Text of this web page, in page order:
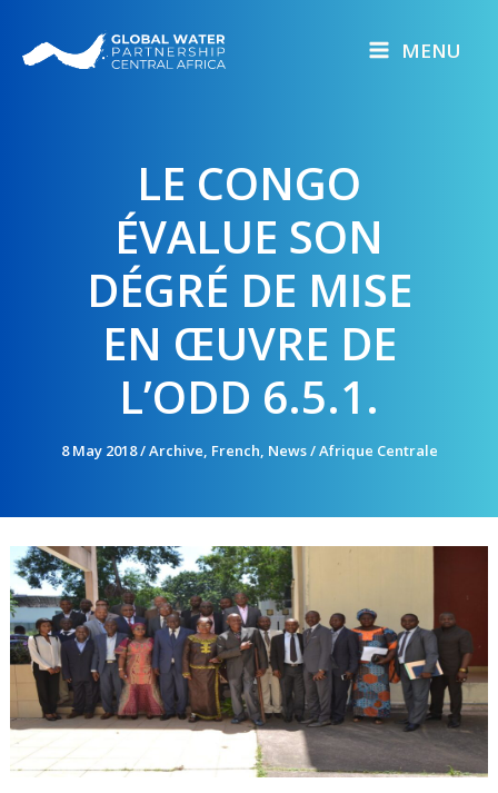
MENU
LE CONGO
ÉVALUE SON
DÉGRÉ DE MISE
EN ŒUVRE DE
L’ODD 6.5.1.
8 May 2018/Archive, French, News/Afrique Centrale